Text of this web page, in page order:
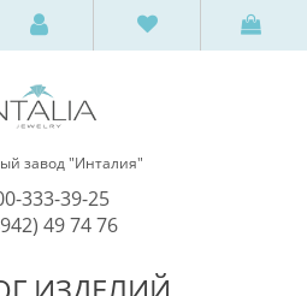
завод "Инталия"
333-39-25
49 74 76